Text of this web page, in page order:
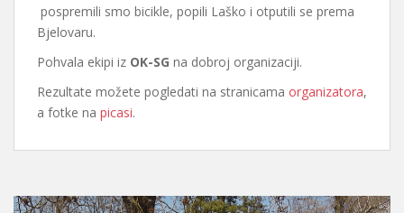
pospremili smo bicikle, popili Laško i otputili se prema
Bjelovaru.
Pohvala ekipi iz OK-SG na dobroj organizaciji.
Rezultate možete pogledati na stranicama organizatora,
a fotke na picasi.